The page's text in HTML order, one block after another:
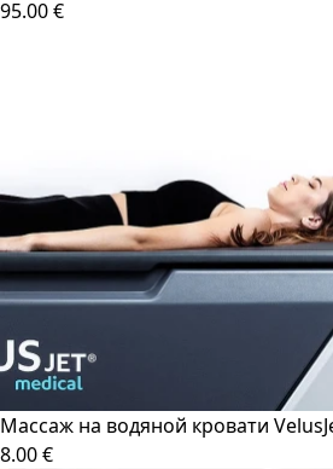
95.00 €
Массаж на водяной кровати
8.00 €